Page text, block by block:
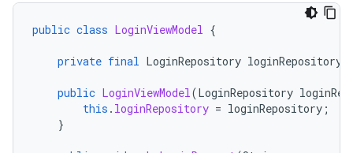
public class LoginViewModel {
private final LoginRepository loginRepository
public LoginViewModel(LoginRepository
this . loginRepository = loginRepository ;
}